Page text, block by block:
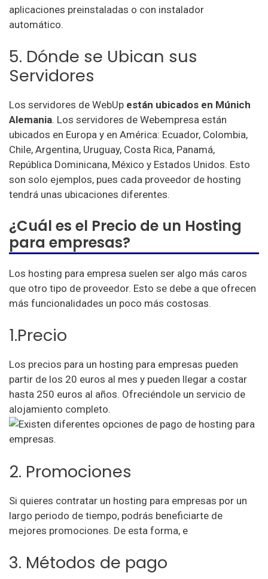
aplicaciones preinstaladas o con instalador
automático.
5. Dónde se Ubican sus
Servidores
Los servidores de WebUp están ubicados en Múnich
Alemania. Los servidores de Webempresa están
ubicados en Europa y en América: Ecuador, Colombia,
Chile, Argentina, Uruguay, Costa Rica, Panamá,
República Dominicana, México y Estados Unidos. Esto
son solo ejemplos, pues cada proveedor de hosting
tendrá unas ubicaciones diferentes.
¿Cuál es el Precio de un Hosting
para empresas?
Los hosting para empresa suelen ser algo más caros
que otro tipo de proveedor. Esto se debe a que ofrecen
más funcionalidades un poco más costosas.
1.Precio
Los precios para un hosting para empresas pueden
partir de los 20 euros al mes y pueden llegar a costar
hasta 250 euros al años. Ofreciéndole un servicio de
alojamiento completo.
2. Promociones
Si quieres contratar un hosting para empresas por un
largo periodo de tiempo, podrás beneficiarte de
mejores promociones. De esta forma, e
3. Métodos de pago